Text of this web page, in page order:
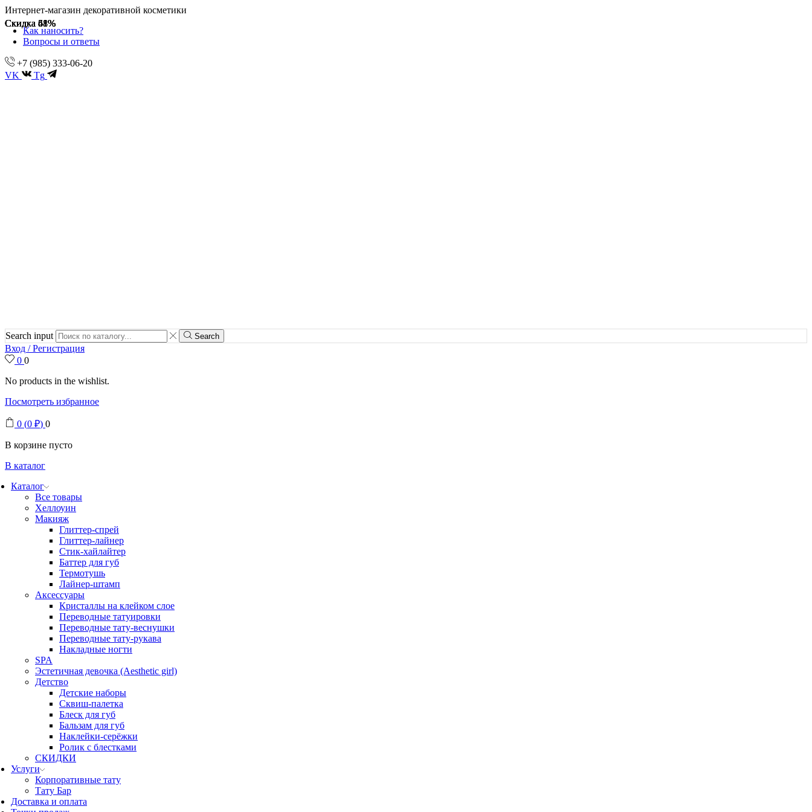
Интернет-магазин декоративной косметики
Как наносить?
Вопросы и ответы
+7 (985) 333-06-20
VK
Tg
Search input Search
Вход / Регистрация
0 0
No products in the wishlist.
Посмотреть избранное
0 (0 ₽) 0
В корзине пусто
В каталог
Каталог
Все товары
Хеллоуин
Макияж
Глиттер-спрей
Глиттер-лайнер
Стик-хайлайтер
Баттер для губ
Термотушь
Лайнер-штамп
Аксессуары
Кристаллы на клейком слое
Переводные татуировки
Переводные тату-веснушки
Переводные тату-рукава
Накладные ногти
SPA
Эстетичная девочка (Aesthetic girl)
Детство
Детские наборы
Сквиш-палетка
Блеск для губ
Бальзам для губ
Наклейки-серёжки
Ролик с блестками
СКИДКИ
Услуги
Корпоративные тату
Тату Бар
Доставка и оплата
Скидка 51%
Скидка 48%
Скидка 61%
Скидка 48%
Скидка 61%